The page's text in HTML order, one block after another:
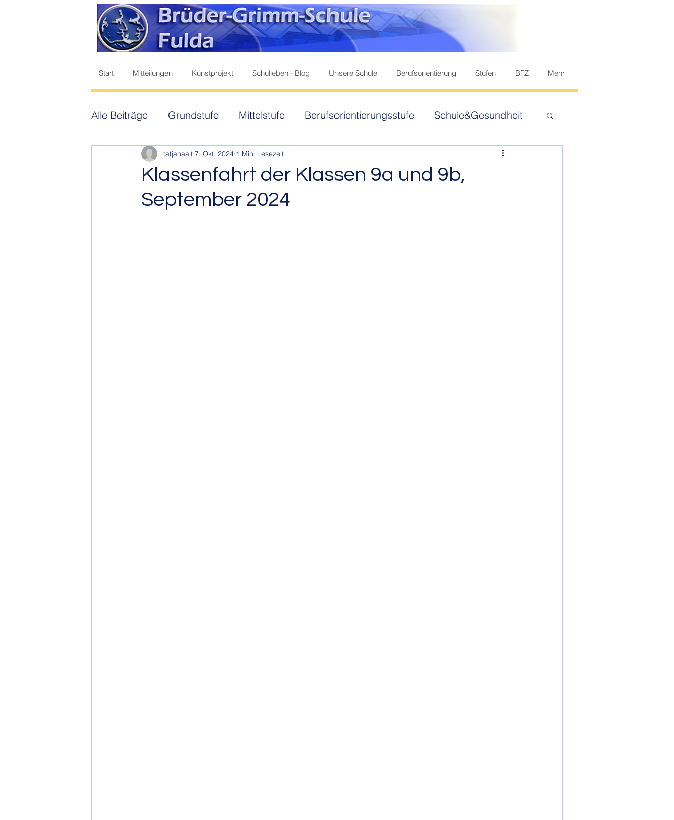
Start Mitteilungen Kunstprojekt Schulleben - Blog Unsere Schule Berufsorientierung Stufen BFZ Mehr
Alle Beiträge Grundstufe Mittelstufe Berufsorientierungsstufe Schule&Gesundheit
Berufsorientierung Gesamte Schule
Klassenfahrt der Klassen 9a und 9b,
September 2024
tatjanaalt 7. Okt. 2024 1 Min. Lesezeit